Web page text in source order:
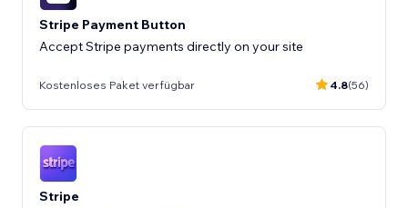
Stripe Payment Button
Accept Stripe payments directly on your site
Kostenloses Paket verfügbar 4.8(56)
Stripe